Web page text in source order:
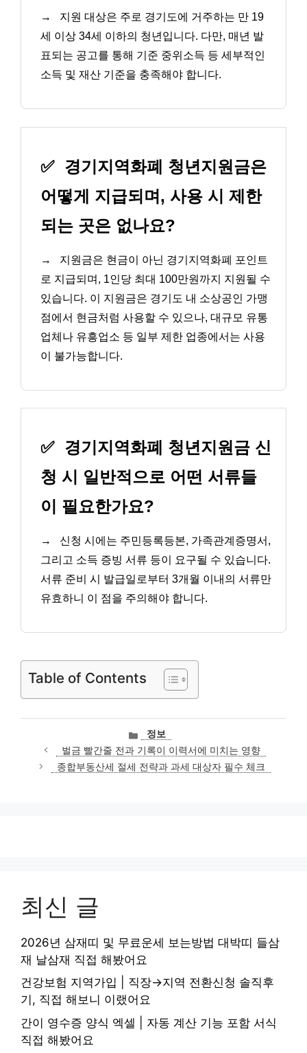
→
지원 대상은 주로 경기도에 거주하는 만 19
세 이상 34세 이하의 청년입니다. 다만, 매년 발
표되는 공고를 통해 기준 중위소득 등 세부적인
소득 및 재산 기준을 충족해야 합니다.
✅ 경기지역화폐 청년지원금은
어떻게 지급되며, 사용 시 제한
되는 곳은 없나요?
→
지원금은 현금이 아닌 경기지역화폐 포인트
로 지급되며, 1인당 최대 100만원까지 지원될 수
있습니다. 이 지원금은 경기도 내 소상공인 가맹
점에서 현금처럼 사용할 수 있으나, 대규모 유통
업체나 유흥업소 등 일부 제한 업종에서는 사용
이 불가능합니다.
✅ 경기지역화폐 청년지원금 신
청 시 일반적으로 어떤 서류들
이 필요한가요?
→
신청 시에는 주민등록등본, 가족관계증명서,
그리고 소득 증빙 서류 등이 요구될 수 있습니다.
서류 준비 시 발급일로부터 3개월 이내의 서류만
유효하니 이 점을 주의해야 합니다.
Table of Contents
카
테
고
리
정보
벌금 빨간줄 전과 기록이 이력서에 미치는 영향
종합부동산세 절세 전략과 과세 대상자 필수 체크
최신 글
2026년 삼재띠 및 무료운세 보는방법 대박띠 들삼
재 날삼재 직접 해봤어요
건강보험 지역가입 | 직장→지역 전환신청 솔직후
기, 직접 해보니 이랬어요
간이 영수증 양식 엑셀 | 자동 계산 기능 포함 서식
직접 해봤어요